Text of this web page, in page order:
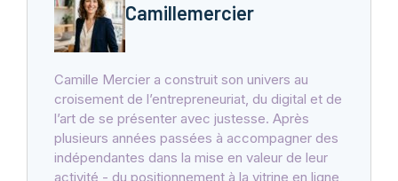
Camillemercier
Camille Mercier a construit son univers au
croisement de l’entrepreneuriat, du digital et de
l’art de se présenter avec justesse. Après
plusieurs années passées à accompagner des
indépendantes dans la mise en valeur de leur
activité - du positionnement à la vitrine en ligne,